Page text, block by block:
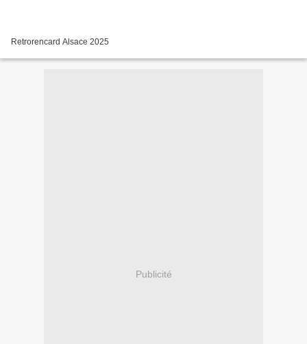
Retrorencard Alsace 2025
Publicité